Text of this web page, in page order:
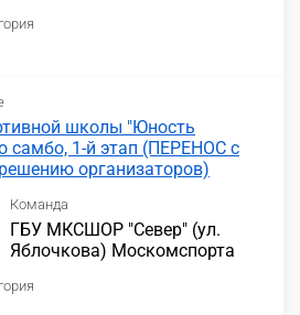
школы "Юность
самбо, 1-й этап (ПЕРЕНОС с
организаторов)
Команда
ГБУ МКСШОР "Север" (ул.
Яблочкова) Москомспорта